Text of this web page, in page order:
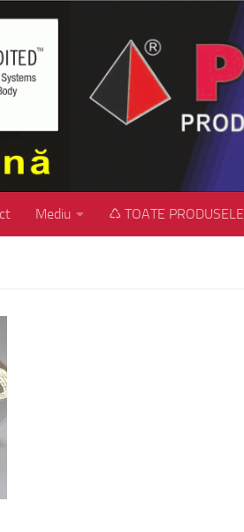
Mediu ♺ TOATE